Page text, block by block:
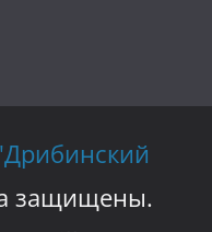
защищены.